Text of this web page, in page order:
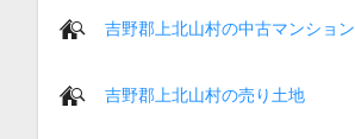
吉野郡上北山村の中古マンション
吉野郡上北山村の売り土地